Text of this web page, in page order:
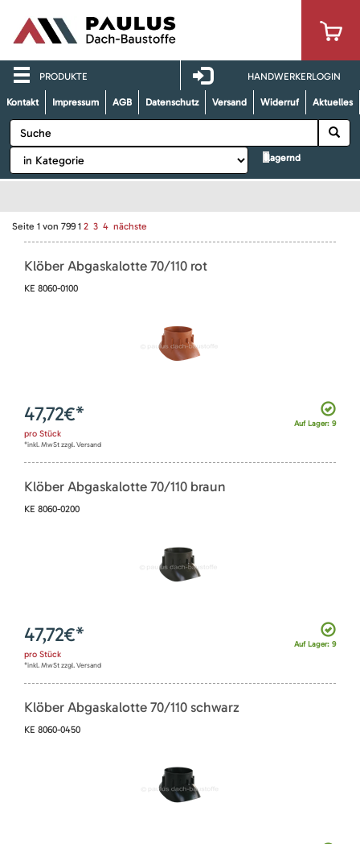
PRODUKTE HANDWERKERLOGIN
Kontakt Impressum AGB Datenschutz Versand Widerruf Aktuelles
lagernd
Seite 1 von 799 1 2 3 4 nächste
Klöber Abgaskalotte 70/110 rot
KE 8060-0100
Auf Lager: 9
47,72€*
pro Stück
*inkl. MwSt zzgl. Versand
Klöber Abgaskalotte 70/110 braun
KE 8060-0200
Auf Lager: 9
47,72€*
pro Stück
*inkl. MwSt zzgl. Versand
Klöber Abgaskalotte 70/110 schwarz
KE 8060-0450